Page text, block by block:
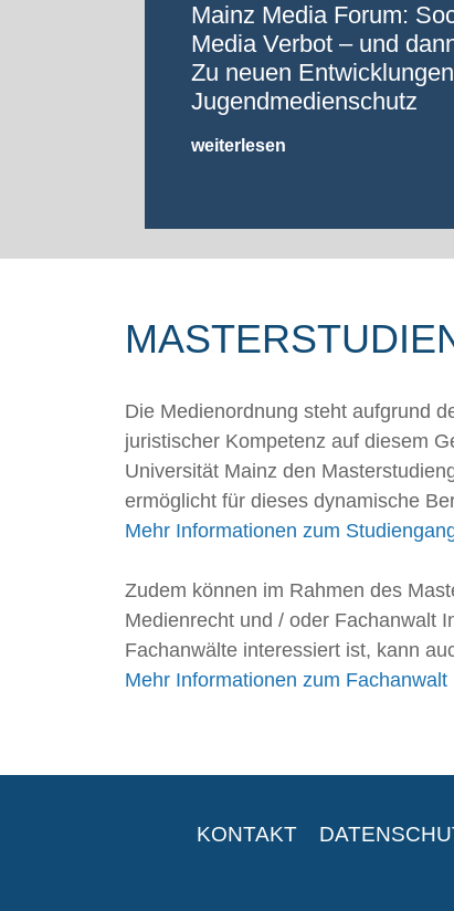
Mainz Media Forum:
Media Verbot – und
Zu neuen
Jugendmedienschutz
weiterlesen
Die Medienordnung steht aufgrund
juristischer Kompetenz auf diesem
Universität Mainz den
ermöglicht für dieses dynamische
Mehr Informationen zum
Zudem können im Rahmen des
Medienrecht und / oder Fachanwalt
Fachanwälte interessiert ist, kann
Mehr Informationen zum Fachanwalt
KONTAKT